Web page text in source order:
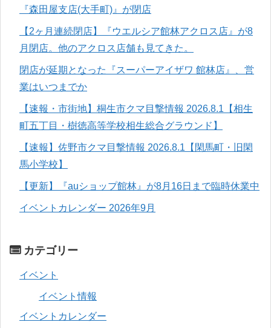
『森田屋支店(大手町)』が閉店
【2ヶ月連続閉店】『ウエルシア館林アクロス店』が8
月閉店。他のアクロス店舗も見てきた。
閉店が延期となった『スーパーアイザワ 館林店』、営
業はいつまでか
【速報・市街地】桐生市クマ目撃情報 2026.8.1【相生
町五丁目・樹徳高等学校相生総合グラウンド】
【速報】佐野市クマ目撃情報 2026.8.1【閑馬町・旧閑
馬小学校】
【更新】『auショップ館林』が8月16日まで臨時休業中
イベントカレンダー 2026年9月
カテゴリー
イベント
イベント情報
イベントカレンダー